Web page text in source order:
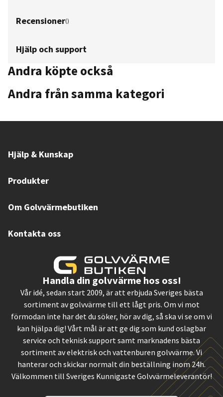
Recensioner()
Hjälp och support
Andra köpte också
Andra från samma kategori
Hjälp & Kunskap
Produkter
Om Golvvärmebutiken
Kontakta oss
Handla din golvvärme hos oss!
Vår idé, sedan start 2009, är att erbjuda Sveriges bästa
sortiment av golvvärme till ett lågt pris. Om vi mot
förmodan inte har det du söker, hör av dig, så ska vi se om vi
kan hjälpa dig! Vårt mål är att ge dig som kund oslagbar
service och teknisk support samt marknadens bästa
sortiment av elektrisk och vattenburen golvvärme. Vi
hanterar och skickar normalt din beställning inom 24h.
Välkommen till Sveriges Kunnigaste Golvvärmeleverantör!